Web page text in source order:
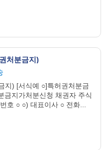
처분금지)
지) [서식예 ○]특허권처분금
금지가처분신청 채권자 주식
호 ○ ○) 대표이사 ○ 전화...